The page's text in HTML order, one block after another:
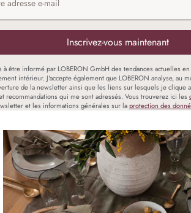
Inscrivez-vous maintenant
à être informé par LOBERON GmbH des tendances actuelles
intérieur. J'accepte également que LOBERON analyse, au
de la newsletter ainsi que les liens sur lesquels je clique
recommandations qui me sont adressés. Vous trouverez ici les
et les informations générales sur laprotection des